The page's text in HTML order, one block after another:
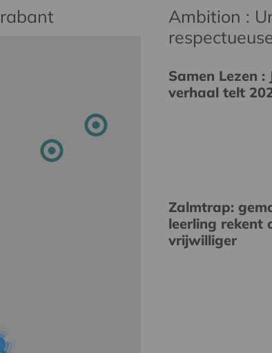
Ambition :
Samen Lezen :
verhaal telt
Zalmtrap:
leerling rekent
vrijwilliger